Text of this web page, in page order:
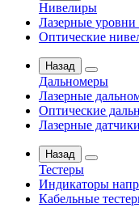
Нивелиры
Лазерные уровни
Оптические
Назад
Дальномеры
Лазерные
Оптические
Лазерные
Назад
Тестеры
Индикаторы
Кабельные